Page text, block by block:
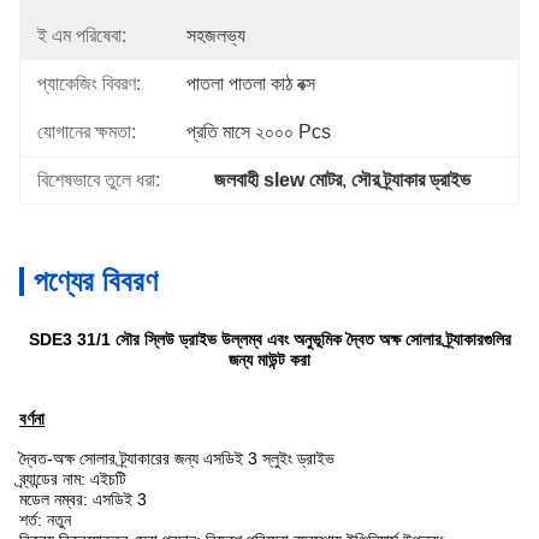
ই এম পরিষেবা: সহজলভ্য
প্যাকেজিং বিবরণ: পাতলা পাতলা কাঠ বক্স
যোগানের ক্ষমতা: প্রতি মাসে ২০০০ Pcs
বিশেষভাবে তুলে ধরা: জলবাহী slew মোটর, সৌর ট্র্যাকার ড্রাইভ
পণ্যের বিবরণ
SDE3 31/1 সৌর স্লিউ ড্রাইভ উল্লম্ব এবং অনুভূমিক দ্বৈত অক্ষ সোলার ট্র্যাকারগুলির
জন্য মাউন্ট করা
বর্ণনা
দ্বৈত-অক্ষ সোলার ট্র্যাকারের জন্য এসডিই 3 স্লুইং ড্রাইভ
ব্র্যান্ডের নাম: এইচটি
মডেল নম্বর: এসডিই 3
শর্ত: নতুন